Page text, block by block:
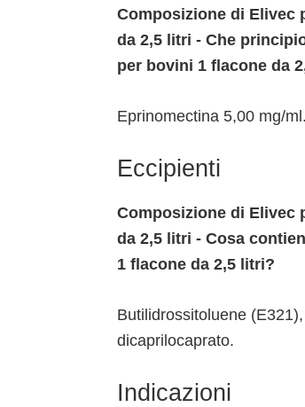
Composizione di Elivec
da 2,5 litri - Che
per bovini 1 flacone da
Eprinomectina 5,00 mg/ml.
Eccipienti
Composizione di Elivec
da 2,5 litri - Cosa
1 flacone da 2,5 litri?
Butilidrossitoluene
dicaprilocaprato.
Indicazioni